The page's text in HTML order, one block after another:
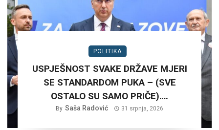
POLITIKA
USPJEŠNOST SVAKE DRŽAVE MJERI
SE STANDARDOM PUKA – (SVE
OSTALO SU SAMO PRIČE)….
By Saša Radović 31 srpnja, 2026